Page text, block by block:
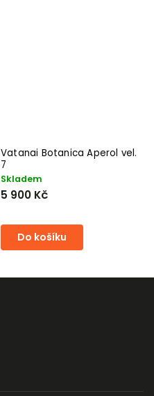
Vatanai Botanica Aperol vel.
7
Skladem
5 900 Kč
Do košíku